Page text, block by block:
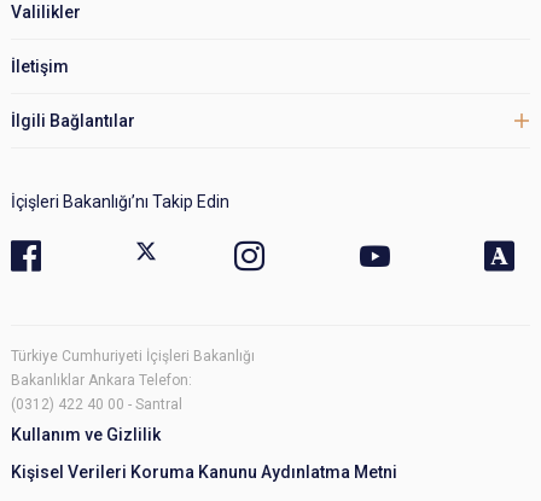
Valilikler
İletişim
İlgili Bağlantılar
İçişleri Bakanlığı’nı Takip Edin
Türkiye Cumhuriyeti İçişleri Bakanlığı
Bakanlıklar Ankara Telefon:
(0312) 422 40 00 - Santral
Kullanım ve Gizlilik
Kişisel Verileri Koruma Kanunu Aydınlatma Metni